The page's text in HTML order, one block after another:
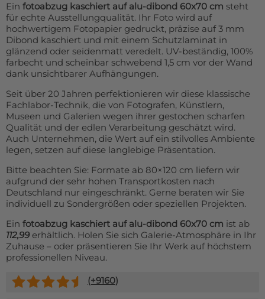
Ein fotoabzug kaschiert auf alu-dibond 60x70 cm steht
für echte Ausstellungqualität. Ihr Foto wird auf
hochwertigem Fotopapier gedruckt, präzise auf 3 mm
Dibond kaschiert und mit einem Schutzlaminat in
glänzend oder seidenmatt veredelt. UV-beständig, 100%
farbecht und scheinbar schwebend 1,5 cm vor der Wand
dank unsichtbarer Aufhängungen.
Seit über 20 Jahren perfektionieren wir diese klassische
Fachlabor-Technik, die von Fotografen, Künstlern,
Museen und Galerien wegen ihrer gestochen scharfen
Qualität und der edlen Verarbeitung geschätzt wird.
Auch Unternehmen, die Wert auf ein stilvolles Ambiente
legen, setzen auf diese langlebige Präsentation.
Bitte beachten Sie: Formate ab 80×120 cm liefern wir
aufgrund der sehr hohen Transportkosten nach
Deutschland nur eingeschränkt. Gerne beraten wir Sie
individuell zu Sondergrößen oder speziellen Projekten.
Ein fotoabzug kaschiert auf alu-dibond 60x70 cm ist ab
112,99erhältlich. Holen Sie sich Galerie-Atmosphäre in Ihr
Zuhause – oder präsentieren Sie Ihr Werk auf höchstem
professionellen Niveau.
(+9160)